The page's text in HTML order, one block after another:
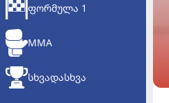
ᲤᲝᲠᲛᲣᲚᲐ 1
MMA
ᲡᲮᲕᲐᲓᲐᲡᲮᲕᲐ